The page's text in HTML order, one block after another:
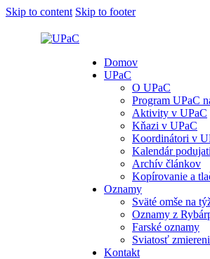
Skip to content Skip to footer
Domov
UPaC
O UPaC
Program UPaC
Aktivity v UPaC
Kňazi v UPaC
Koordinátori v
Kalendár
Archív článkov
Kopírovanie a
Oznamy
Sväté omše na
Oznamy z
Farské oznamy
Sviatosť
Kontakt